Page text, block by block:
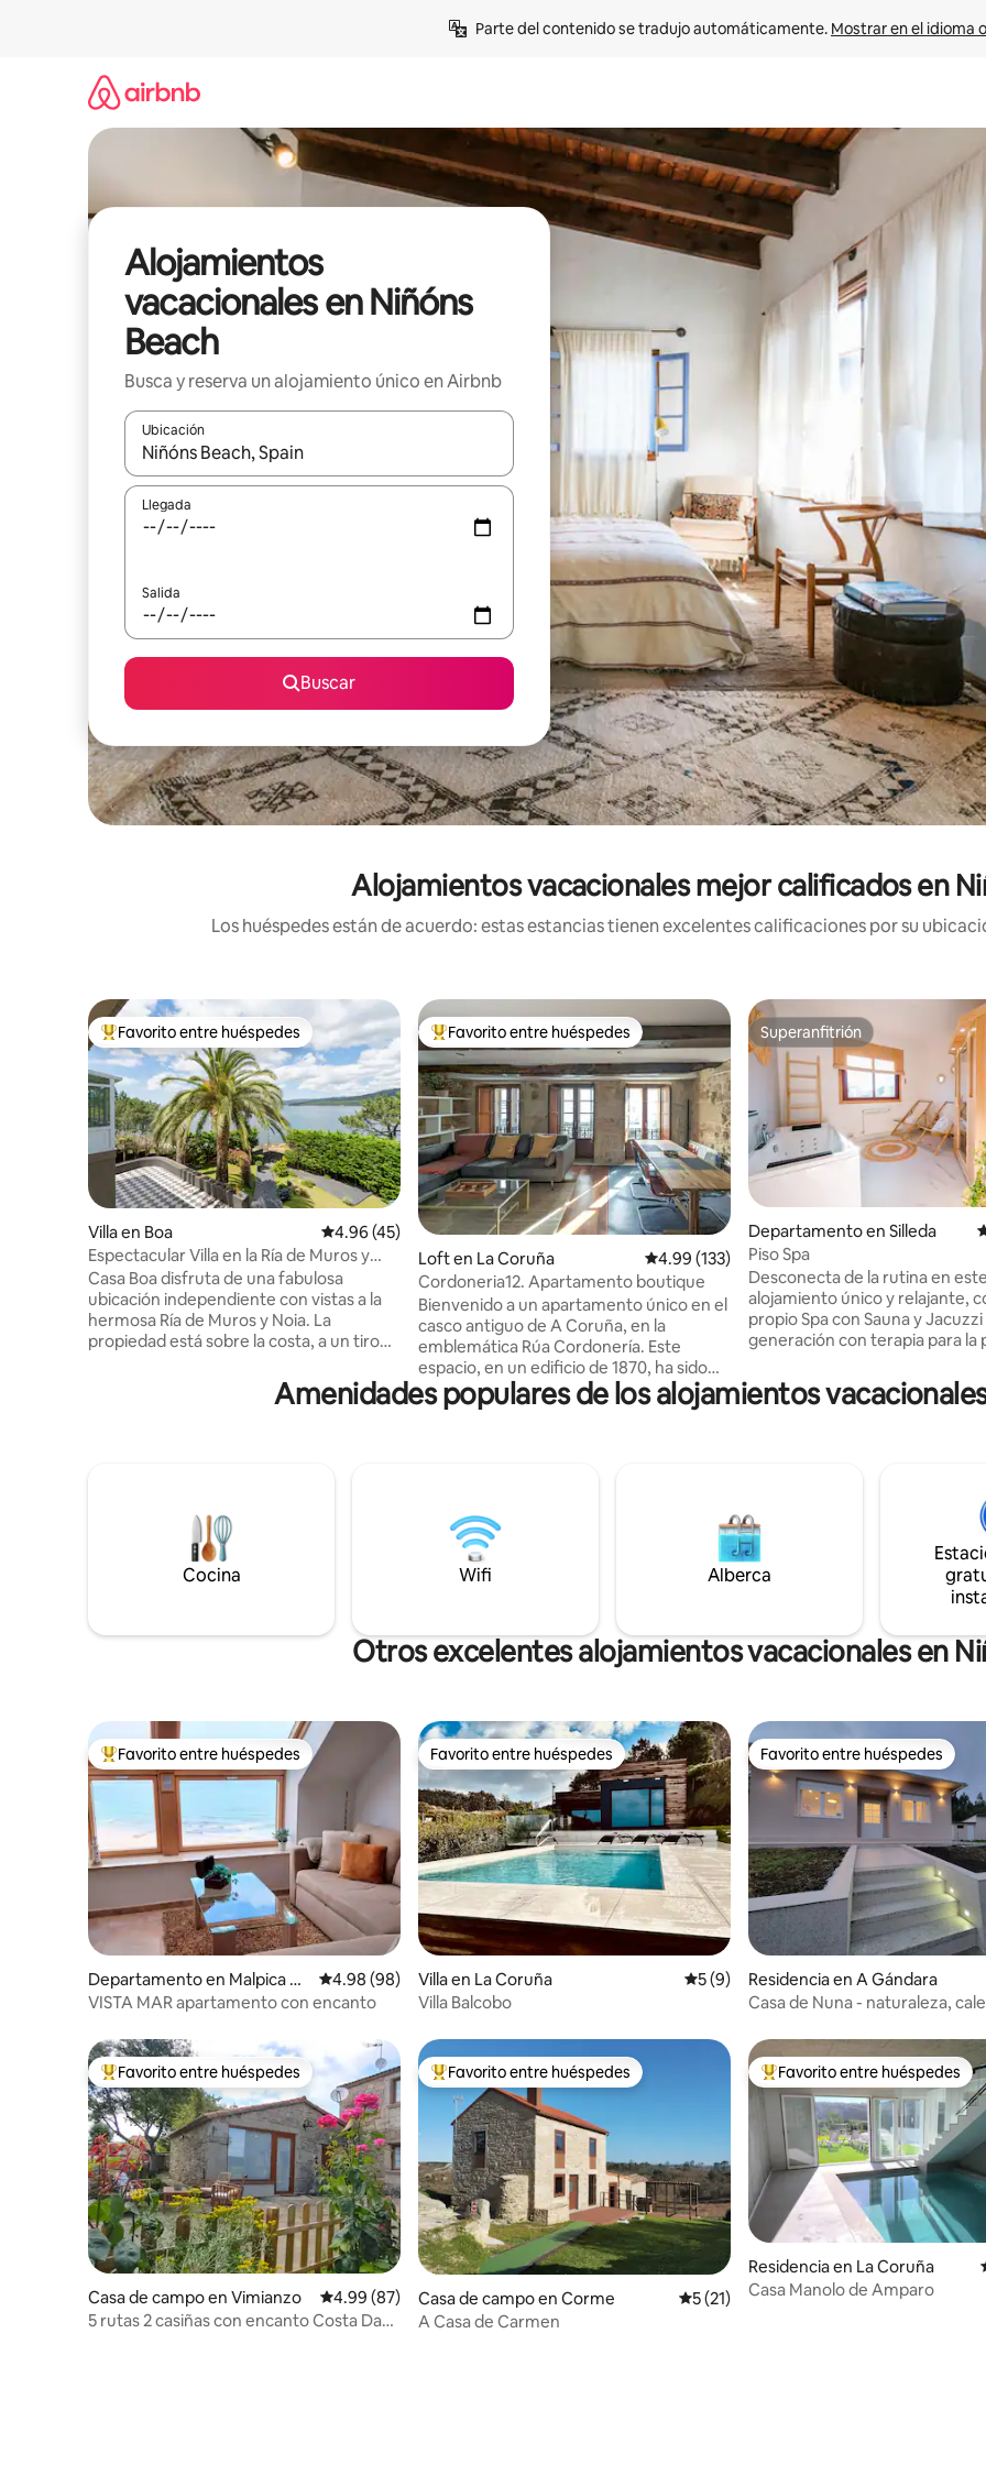
Parte del contenido se tradujo automáticamente. Mostrar en el idioma
Alojamientos
vacacionales en Niñóns
Beach
Busca y reserva un alojamiento único en Airbnb
Ubicación
Cuando los resultados estén disponibles, podrás navegar usando las teclas de las flechas hacia arriba y hacia abajo, o
Llegada
Salida
Buscar
Alojamientos vacacionales mejor calificados en
Los huéspedes están de acuerdo: estas estancias tienen excelentes calificaciones por su
De los mejores en Favorito entre huéspedes
Favorito entre huéspedes
Villa en Boa Calificación promedio: 4.96 de 5; 45 evaluaciones
4.96 (45)
Espectacular Villa en la Ría de Muros y
Noia
Casa Boa disfruta de una fabulosa
ubicación independiente con vistas a la
hermosa Ría de Muros y Noia. La
propiedad está sobre la costa, a un tiro
encantadora pequeña playa. La playa
más grande de Casa Boa está a solo 5 m a
coche (Santiago de Compostela 30
De los mejores en Favorito entre huéspedes
Favorito entre huéspedes
Loft en La Coruña Calificación promedio: 4.99 de 5; 133
4.99 (133)
Cordoneria12. Apartamento boutique
Bienvenido a un apartamento único en el
casco antiguo de A Coruña, en la
emblemática Rúa Cordonería. Este
espacio, en un edificio de 1870, ha sido
cuidadosamente restaurado,
conservando sus muros de piedra y vigas
histórico. Su ubicación privilegiada te
permitirá explorar lo mejor de la ciudad,
combinando historia, diseño y confort
moderno. ¡Te esperamos!
Superanfitrión
Superanfitrión
Departamento en Silleda
Piso Spa
Desconecta de la rutina en este
alojamiento único y relajante,
propio Spa con Sauna y
generación con terapia para la
(1.80cm x 2.00cm ) y con todas
comodidades necesarias para
Galicia(2min) Santiago de Compostela
(30 min.)
Amenidades populares de los alojamientos
Cocina Wifi Alberca
Otros excelentes alojamientos vacacionales en
De los mejores en Favorito entre huéspedes
Favorito entre huéspedes
Departamento en Malpica de
Bergantiños
Calificación promedio: 4.98 de 5; 98 evaluaciones
4.98 (98)
VISTA MAR apartamento con encanto
Favorito entre huéspedes
Favorito entre huéspedes
Villa en La Coruña Calificación promedio: 5 de 5; 9
5 (9)
Villa Balcobo
Favorito entre huéspedes
Favorito entre huéspedes
Residencia en A Gándara
Casa de Nuna - naturaleza,
De los mejores en Favorito entre huéspedes
Favorito entre huéspedes
Casa de campo en Vimianzo Calificación promedio: 4.99 de 5; 87 evaluaciones
4.99 (87)
5 rutas 2 casiñas con encanto Costa Da
De los mejores en Favorito entre huéspedes
Favorito entre huéspedes
Casa de campo en Corme Calificación promedio: 5 de 5; 21
5 (21)
A Casa de Carmen
De los mejores en Favorito
Favorito entre huéspedes
Residencia en La Coruña
Casa Manolo de Amparo